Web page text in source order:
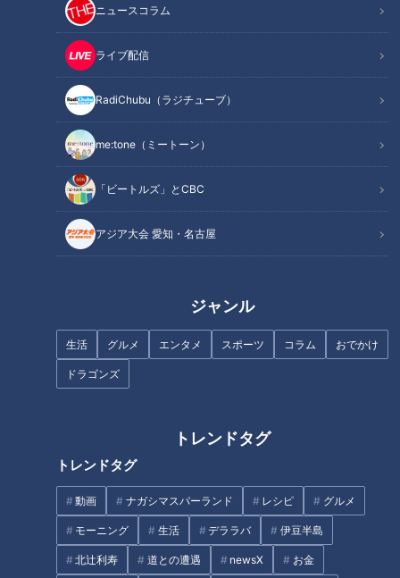
ニュースコラム
ライブ配信
RadiChubu（ラジチューブ）
me:tone（ミートーン）
「ビートルズ」とCBC
アジア大会 愛知・名古屋
ジャンル
生活 グルメ エンタメ スポーツ コラム おでかけ
ドラゴンズ
トレンドタグ
トレンドタグ
動画 ナガシマスパーランド レシピ グルメ
モーニング 生活 デララバ 伊豆半島
北辻利寿 道との遭遇 newsX お金
東京・神奈川・埼玉・千葉の首都圏を囲む「国道16号」
隧道が多い街！？かつて軍都として発展した横須賀市
神奈川と千葉を結ぶ“海上国道”
富津岬の沖合に残る軍事施設の遺構「第一海堡」
オススメ関連コンテンツ
東京・神奈川・埼玉・千葉の首都圏を囲む「国道
16号」
東京から放射状に伸びる主要な国道を外周でつなぎ、東京・神
奈川・埼玉・千葉の首都圏をぐるりと囲む日本初の環状国道
「国道16号」。かつては軍事拠点を結ぶ軍用道路として整備さ